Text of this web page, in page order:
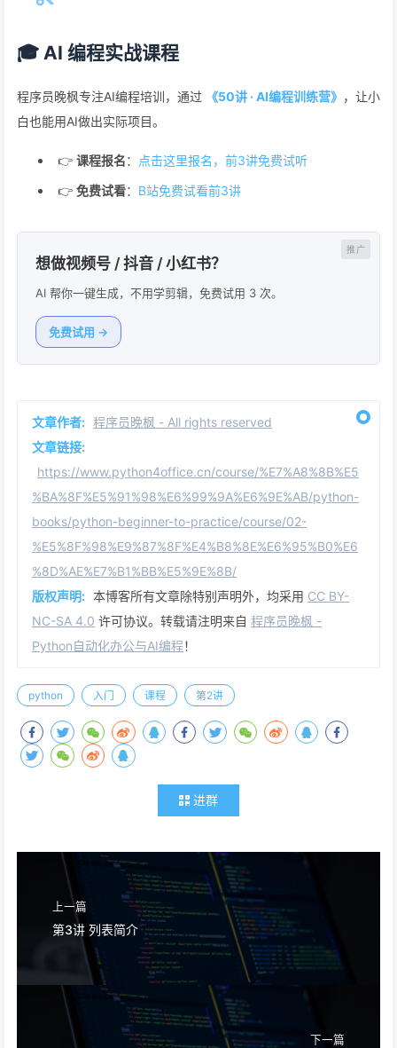
🎓 AI 编程实战课程
程序员晚枫专注AI编程培训，通过 《50讲 · AI编程训练营》 ，让小
白也能用AI做出实际项目。
👉 课程报名：
点击这里报名，前3讲免费试听
👉 免费试看： B站免费试看前3讲
想做视频号 / 抖音 / 小红书？
AI 帮你一键生成，不用学剪辑，免费试用 3 次。
免费试用 →
文章作者: 程序员晚枫 - All rights reserved
文章链接:
https://www.python4office.cn/course/%E7%A8%8B%E5
%BA%8F%E5%91%98%E6%99%9A%E6%9E%AB/python-
books/python-beginner-to-practice/course/02-
%E5%8F%98%E9%87%8F%E4%B8%8E%E6%95%B0%E6
%8D%AE%E7%B1%BB%E5%9E%8B/
版权声明: 本博客所有文章除特别声明外，均采用 CC BY-
NC-SA 4.0 许可协议。转载请注明来自 程序员晚枫 -
Python自动化办公与AI编程！
python 入门 课程 第2讲
进群
上一篇
第3讲 列表简介
下一篇